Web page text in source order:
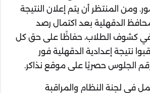
ومن المنتظر أن يتم إعلان النتيجة
الدقهلية بعد اكتمال رصد
في كشوف الطلاب، حفاظًا على حق كل
نتيجة إعدادية الدقهلية فور
الجلوس حصريًا على موقع نذاكر.
في لجنة النظام والمراقبة